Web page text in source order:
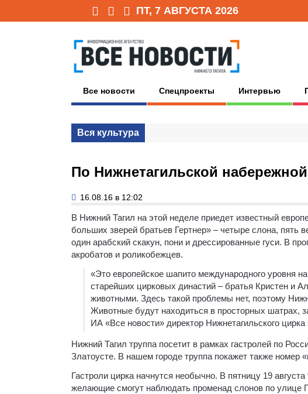
ПТ, 7 АВГУСТА 2026
Все новости Спецпроекты Интервью
Вся культура
По Нижнетагильской
16.08.16 в 12:02
В Нижний Тагил на этой неделе приедет известный
больших зверей братьев Гертнер» – четыре слона,
один арабский скакун, пони и дрессированные гуси. В
акробатов и роликобежцев.
«Это европейское шапито международного уровня
старейших цирковых династий – братья Кристен и
животными. Здесь такой проблемы нет, поэтому
Животные будут находиться в просторных шатрах,
ИА «Все новости» директор Нижнетагильского
Нижний Тагил труппа посетит в рамках гастролей по
Златоусте. В нашем городе труппа покажет также номер
Гастроли цирка начнутся необычно. В пятницу 19
желающие смогут наблюдать променад слонов по